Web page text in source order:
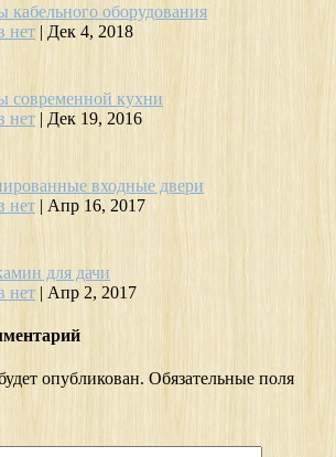
кабельного оборудования
нет | Дек 4, 2018
современной кухни
нет | Дек 19, 2016
входные двери
нет | Апр 16, 2017
для дачи
нет | Апр 2, 2017
опубликован. Обязательные поля